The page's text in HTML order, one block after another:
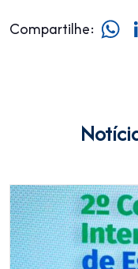
Compartilhe: